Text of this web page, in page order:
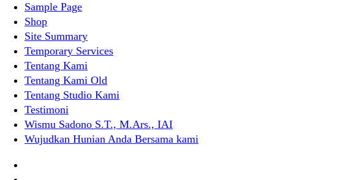
Sample Page
Shop
Site Summary
Temporary Services
Tentang Kami
Tentang Kami Old
Tentang Studio Kami
Testimoni
Wismu Sadono S.T., M.Ars., IAI
Wujudkan Hunian Anda Bersama kami